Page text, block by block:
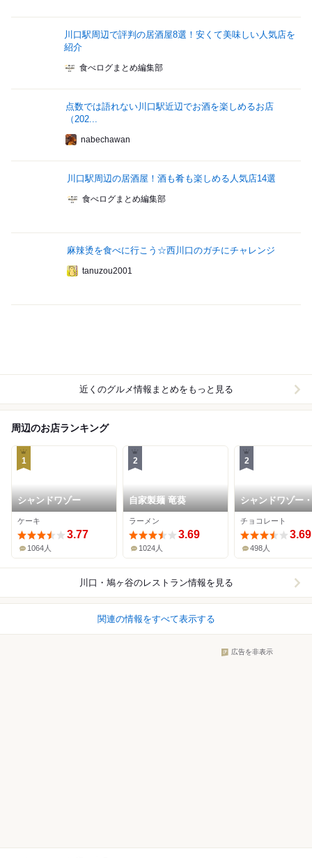
川口駅周辺で評判の居酒屋8選！安くて美味しい人気店を
紹介
食べログまとめ編集部
点数では語れない川口駅近辺でお酒を楽しめるお店
（202...
nabechawan
川口駅周辺の居酒屋！酒も肴も楽しめる人気店14選
食べログまとめ編集部
麻辣烫を食べに行こう☆西川口のガチにチャレンジ
tanuzou2001
近くのグルメ情報まとめをもっと見る
周辺のお店ランキング
1
シャンドワゾー
ケーキ
3.77
1064人
2
自家製麺 竜葵
ラーメン
3.69
1024人
2
シャンドワゾー
シエ・ショコラ
チョコレート
3.69
498人
川口・鳩ヶ谷のレストラン情報を見る
関連の情報をすべて表示する
広告を非表示